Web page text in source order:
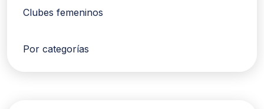
Clubes femeninos
Por categorías